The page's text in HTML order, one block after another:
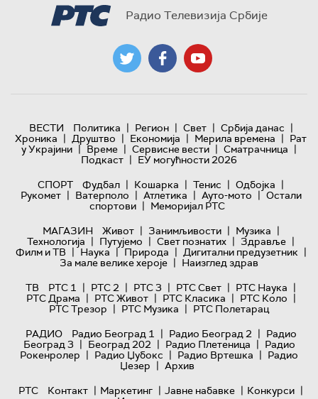
Радио Телевизија Србије
ВЕСТИ Политика | Регион | Свет | Србија данас |
Хроника | Друштво | Економија | Мерила времена | Рат
у Украјини | Време | Сервисне вести | Сматрачница |
Подкаст | ЕУ могућности 2026
СПОРТ
Фудбал | Кошарка | Тенис | Одбојка |
Рукомет | Ватерполо | Атлетика | Ауто-мото | Остали
спортови | Меморијал РТС
МАГАЗИН
Живот | Занимљивости | Музика |
Технологијa | Путујемо | Свет познатих | Здравље |
Филм и ТВ | Наука | Природа | Дигитални предузетник |
За мале велике хероје | Наизглед здрав
ТВ
РТС 1 | РТС 2 | РТС 3 | РТС Свет | РТС Наука |
РТС Драма | РТС Живот | РТС Класика | РТС Коло |
РТС Трезор | РТС Музика | РТС Полетарац
РАДИО
Радио Београд 1 | Радио Београд 2 | Радио
Београд 3 | Београд 202 | Радио Плетеница | Радио
Рокенролер | Радио Џубокс | Радио Вртешка | Радио
Џезер | Архив
РТС
Контакт | Маркетинг | Јавне набавке | Конкурси |